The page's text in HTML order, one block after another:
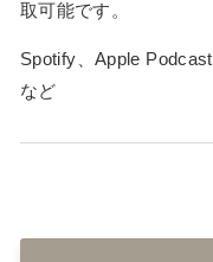
取可能です。
Spotify、Apple Podcast
など